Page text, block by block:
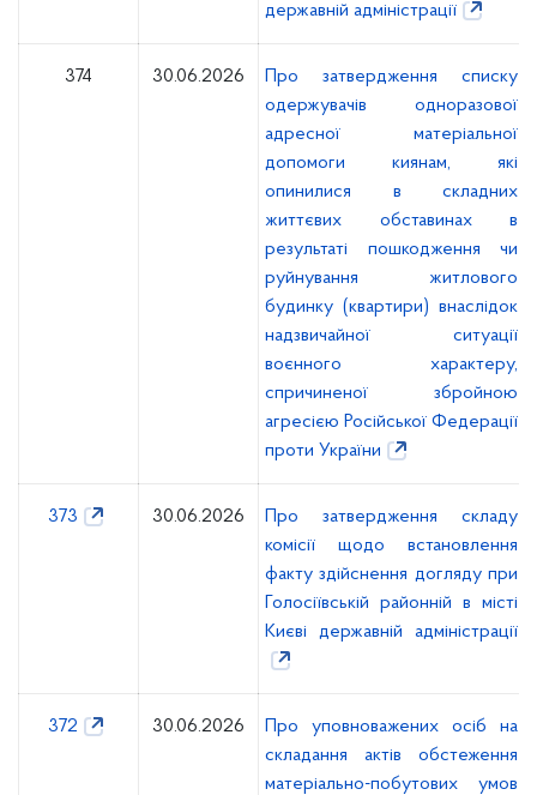
державній адміністрації
374 30.06.2026
Про затвердження списку
одержувачів одноразової
адресної матеріальної
допомоги киянам, які
опинилися в складних
життєвих обставинах в
результаті пошкодження чи
руйнування житлового
будинку (квартири) внаслідок
надзвичайної ситуації
воєнного характеру,
спричиненої збройною
агресією Російської Федерації
проти України
373 30.06.2026
Про затвердження складу
комісії щодо встановлення
факту здійснення догляду при
Голосіївській районній в місті
Києві державній адміністрації
372 30.06.2026
Про уповноважених осіб на
складання актів обстеження
матеріально-побутових умов